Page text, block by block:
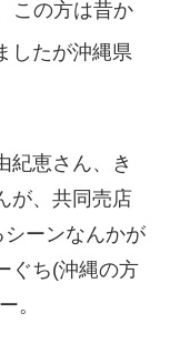
この方は昔か
したが沖縄県
紀恵さん、き
が、共同売店
ーンなんかが
ぐち(沖縄の方
。